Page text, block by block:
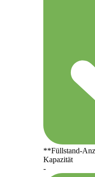
**Füllstand-
Kapazität
-